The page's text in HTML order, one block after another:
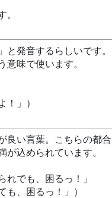
。
と発音するらしいです。
意味で使います。
！」）
良い言葉。こちらの都
が込められています。
れでも、困るっ！」
も、困るっ！」）